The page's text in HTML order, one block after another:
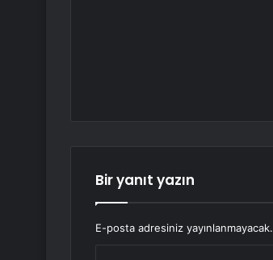
Bir yanıt yazın
E-posta adresiniz yayınlanmayacak.